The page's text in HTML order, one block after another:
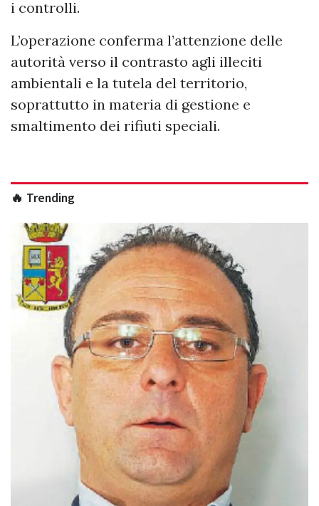
i controlli.
L’operazione conferma l’attenzione delle
autorità verso il contrasto agli illeciti
ambientali e la tutela del territorio,
soprattutto in materia di gestione e
smaltimento dei rifiuti speciali.
🔥 Trending